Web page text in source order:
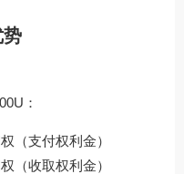
势
：
（支付权利金）
（收取权利金）